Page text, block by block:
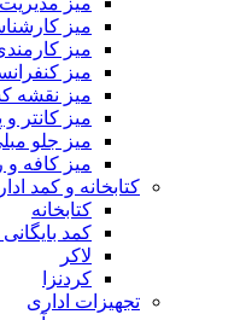
میز
میز
میز
میز نقشه
میز کانتر
میز جلو
میز کافه و
کتابخانه و کمد
کتابخانه
کمد
لاکر
کردنزا
تجهیزات اداری